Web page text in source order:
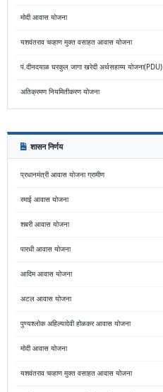
मोदी आवास योजना
यशवंतराव चव्हाण मुक्त वसाहत आवास योजना
पं.दीनदयाळ घरकुल जागा खरेदी अर्थसहाय्य योजना(PDU)
अतिक्रमण नियमितीकरण योजना
शासन निर्णय
प्रधानमंत्री आवास योजना ग्रामीण
रमाई आवास योजना
शबरी आवास योजना
पारधी आवास योजना
आदिम आवास योजना
अटल आवास योजना
पुण्यश्लोक अहिल्यादेवी होळकर आवास योजना
मोदी आवास योजना
यशवंतराव चव्हाण मुक्त वसाहत आवास योजना